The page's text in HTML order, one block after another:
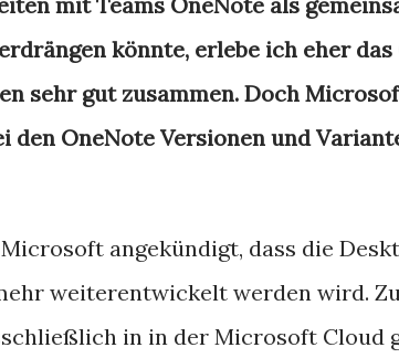
könnte, erlebe ich eher das
sehr gut zusammen. Doch
den OneNote Versionen und
angekündigt, dass die
weiterentwickelt werden wird.
in in der Microsoft Cloud